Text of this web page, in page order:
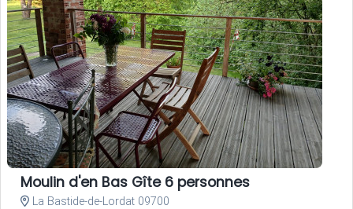
Moulin d'en Bas Gîte 6 personnes
La Bastide-de-Lordat 09700